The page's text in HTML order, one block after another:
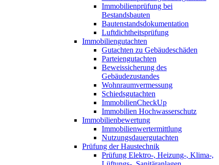
Immobilienprüfung bei
Bestandsbauten
Bautenstandsdokumentation
Luftdichtheitsprüfung
Immobiliengutachten
Gutachten zu Gebäudeschäden
Parteiengutachten
Beweissicherung des
Gebäudezustandes
Wohnraumvermessung
Schiedsgutachten
ImmobilienCheckUp
Immobilien Hochwasserschutz
Immobilienbewertung
Immobilienwertermittlung
Nutzungsdauergutachten
Prüfung der Haustechnik
Prüfung Elektro-, Heizung-, Klima-,